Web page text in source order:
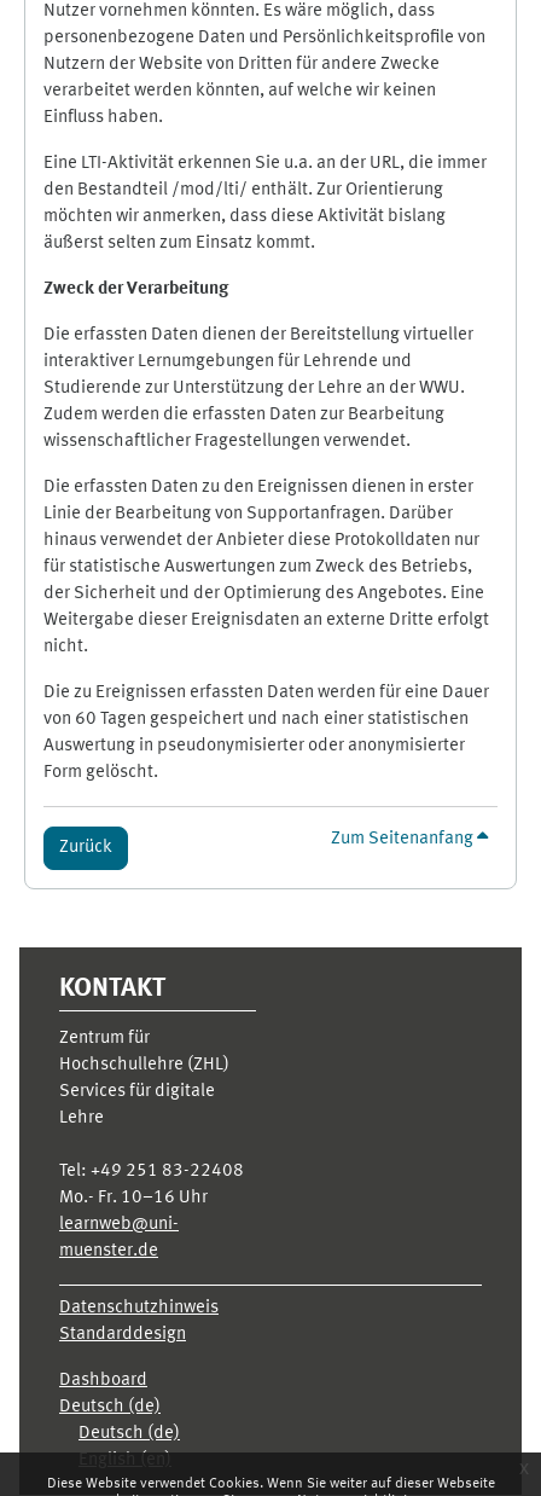
Diese Website verwendet Cookies. Wenn Sie weiter auf dieser Webseite
x
Nutzer vornehmen könnten. Es wäre möglich, dass
personenbezogene Daten und Persönlichkeitsprofile von
Nutzern der Website von Dritten für andere Zwecke
verarbeitet werden könnten, auf welche wir keinen
Einfluss haben.
Eine LTI-Aktivität erkennen Sie u.a. an der URL, die immer
den Bestandteil /mod/lti/ enthält. Zur Orientierung
möchten wir anmerken, dass diese Aktivität bislang
äußerst selten zum Einsatz kommt.
Zweck der Verarbeitung
Die erfassten Daten dienen der Bereitstellung virtueller
interaktiver Lernumgebungen für Lehrende und
Studierende zur Unterstützung der Lehre an der WWU.
Zudem werden die erfassten Daten zur Bearbeitung
wissenschaftlicher Fragestellungen verwendet.
Die erfassten Daten zu den Ereignissen dienen in erster
Linie der Bearbeitung von Supportanfragen. Darüber
hinaus verwendet der Anbieter diese Protokolldaten nur
für statistische Auswertungen zum Zweck des Betriebs,
der Sicherheit und der Optimierung des Angebotes. Eine
Weitergabe dieser Ereignisdaten an externe Dritte erfolgt
nicht.
Die zu Ereignissen erfassten Daten werden für eine Dauer
von 60 Tagen gespeichert und nach einer statistischen
Auswertung in pseudonymisierter oder anonymisierter
Form gelöscht.
Zurück Zum Seitenanfang
KONTAKT
Zentrum für
Hochschullehre (ZHL)
Services für digitale
Lehre
Tel: +49 251 83-22408
Mo.- Fr. 10–16 Uhr
learnweb@uni-
muenster.de
Datenschutzhinweis
Standarddesign
Dashboard
Deutsch ‎(de)‎
Deutsch ‎(de)‎